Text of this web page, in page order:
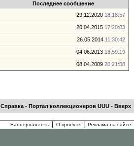
Последнее сообщение
29.12.2020 18:18:57
20.04.2015 17:20:03
26.05.2014 11:30:42
04.06.2013 18:59:19
08.04.2009 20:21:58
Справка - Портал коллекционеров UUU - Вверх
Баннерная сеть О проекте Реклама на сайте